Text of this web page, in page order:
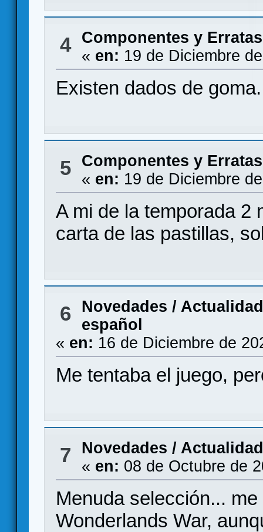
4 Componentes y Erratas
« en: 19 de Diciembre
Existen dados de goma.
5 Componentes y Erratas
« en: 19 de Diciembre
A mi de la temporada 2
carta de las pastillas,
6
Novedades / Actualidad
español
« en: 16 de Diciembre de
Me tentaba el juego,
7
Novedades / Actualidad
« en: 08 de Octubre de
Menuda selección...
Wonderlands War,